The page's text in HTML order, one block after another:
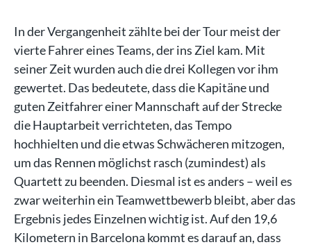
In der Vergangenheit zählte bei der Tour meist der
vierte Fahrer eines Teams, der ins Ziel kam. Mit
seiner Zeit wurden auch die drei Kollegen vor ihm
gewertet. Das bedeutete, dass die Kapitäne und
guten Zeitfahrer einer Mannschaft auf der Strecke
die Hauptarbeit verrichteten, das Tempo
hochhielten und die etwas Schwächeren mitzogen,
um das Rennen möglichst rasch (zumindest) als
Quartett zu beenden. Diesmal ist es anders – weil es
zwar weiterhin ein Teamwettbewerb bleibt, aber das
Ergebnis jedes Einzelnen wichtig ist. Auf den 19,6
Kilometern in Barcelona kommt es darauf an, dass